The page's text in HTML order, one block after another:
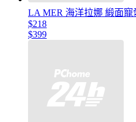
LA MER 海洋拉娜 緞面寵
$218
$399